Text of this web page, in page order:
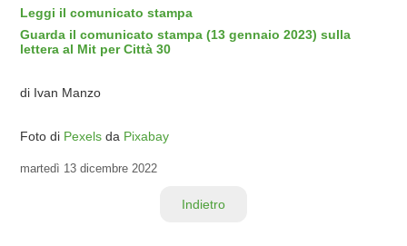
Leggi il comunicato stampa
Guarda il comunicato stampa (13 gennaio 2023) sulla
lettera al Mit per Città 30
di Ivan Manzo
Foto di Pexels da Pixabay
martedì 13 dicembre 2022
Indietro